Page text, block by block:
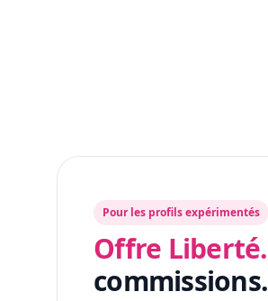
Pour les profils expérimentés
Offre Liberté.
commissions.